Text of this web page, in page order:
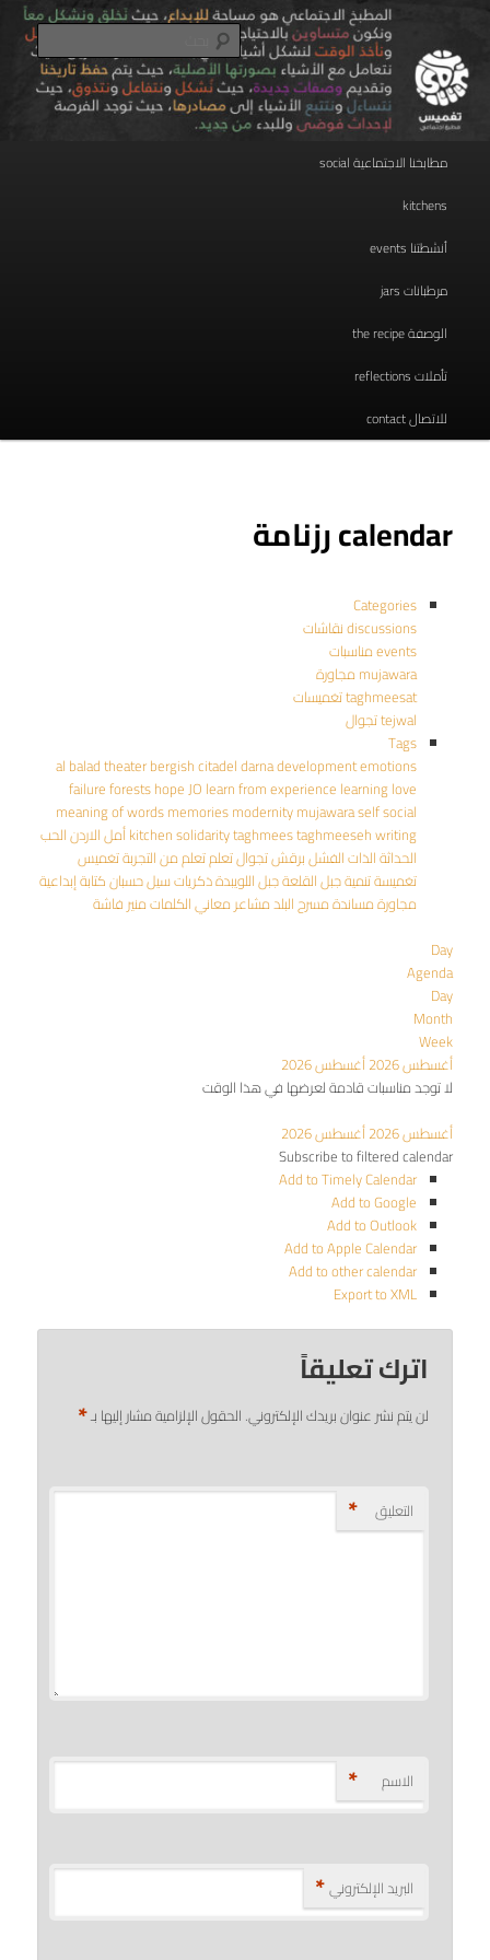
المحتوى
الأساسيtaghmees تغميس
مطبخ اجتماعي
بحث
مطابخنا الاجتماعية social
kitchens
أنشطتنا events
مرطبانات jars
الوصفة the recipe
تأملات reflections
للاتصال contact
calendar رزنامة
Categories
discussions نقاشات
events مناسبات
mujawara مجاورة
taghmeesat تغميسات
tejwal تجوال
Tags
al balad theaterbergishcitadeldarnadevelopmentemotions
failureforestshopeJO learn from experience learninglove
meaning of wordsmemoriesmodernitymujawaraselfsocial
kitchensolidaritytaghmeestaghmeesehwriting أملالاردنالحب
الحداثةالذاتالفشلبرقشتجوالتعلمتعلم من التجربةتغميس
تغميسةتنميةجبل القلعةجبل اللويبدةذكرياتسيل حسبانكتابة إبداعية
مجاورةمساندةمسرح البلدمشاعر معاني الكلماتمنير فاشة
Day
Agenda
Day
Month
Week
أغسطس 2026
أغسطس 2026
لا توجد مناسبات قادمة لعرضها في هذا الوقت
أغسطس 2026
أغسطس 2026
Subscribe to filtered calendar
Add to Timely Calendar
Add to Google
Add to Outlook
Add to Apple Calendar
Add to other calendar
Export to XML
اترك تعليقاً
لن يتم نشر عنوان بريدك الإلكتروني. الحقول الإلزامية مشار إليها بـ*
التعليق *
الاسم *
البريد الإلكتروني*